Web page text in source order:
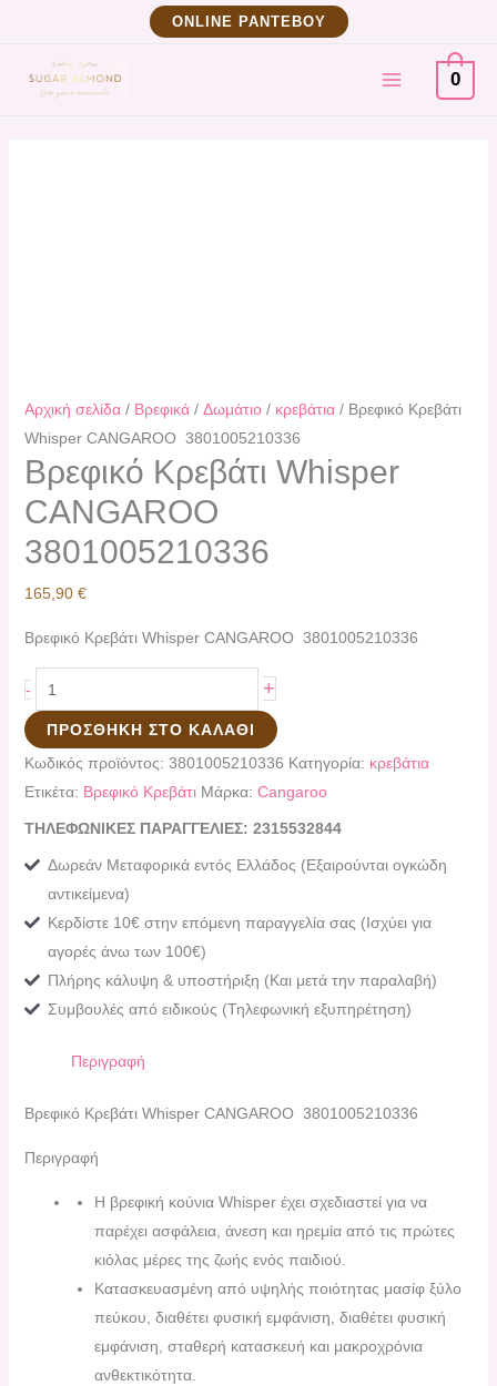
περιεχόμενο
ΟNLINE ΡΑΝΤΕΒΟΥ
MAIN
MENU
0
Αρχική σελίδα/ Βρεφικά/ Δωμάτιο/ κρεβάτια/ Βρεφικό Κρεβάτι
Whisper CANGAROO 3801005210336
Βρεφικό Κρεβάτι Whisper
CANGAROO
3801005210336
165,90 €
Βρεφικό Κρεβάτι Whisper CANGAROO 3801005210336
-
Whisper
CANGAROO
+
ΠΡΟΣΘΉΚΗ ΣΤΟ ΚΑΛΆΘΙ
Κωδικός προϊόντος: 3801005210336 Κατηγορία: κρεβάτια
Ετικέτα: Βρεφικό Κρεβάτι Μάρκα: Cangaroo
ΤΗΛΕΦΩΝΙΚΕΣ ΠΑΡΑΓΓΕΛΙΕΣ: 2315532844
Δωρεάν Μεταφορικά εντός Ελλάδος (Εξαιρούνται ογκώδη
αντικείμενα)
Κερδίστε 10€ στην επόμενη παραγγελία σας (Ισχύει για
αγορές άνω των 100€)
Πλήρης κάλυψη & υποστήριξη (Και μετά την παραλαβή)
Συμβουλές από ειδικούς (Τηλεφωνική εξυπηρέτηση)
Περιγραφή
Βρεφικό Κρεβάτι Whisper CANGAROO 3801005210336
Περιγραφή
Η βρεφική κούνια Whisper έχει σχεδιαστεί για να
παρέχει ασφάλεια, άνεση και ηρεμία από τις πρώτες
κιόλας μέρες της ζωής ενός παιδιού.
Κατασκευασμένη από υψηλής ποιότητας μασίφ ξύλο
πεύκου, διαθέτει φυσική εμφάνιση, διαθέτει φυσική
εμφάνιση, σταθερή κατασκευή και μακροχρόνια
ανθεκτικότητα.